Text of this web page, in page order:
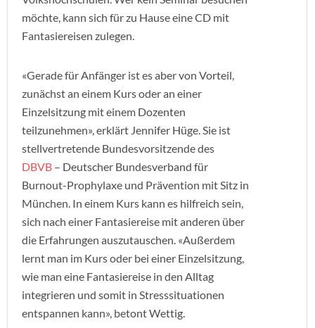
möchte, kann sich für zu Hause eine CD mit
Fantasiereisen zulegen.
«Gerade für Anfänger ist es aber von Vorteil,
zunächst an einem Kurs oder an einer
Einzelsitzung mit einem Dozenten
teilzunehmen», erklärt Jennifer Hüge. Sie ist
stellvertretende Bundesvorsitzende des
DBVB – Deutscher Bundesverband für
Burnout-Prophylaxe und Prävention mit Sitz in
München. In einem Kurs kann es hilfreich sein,
sich nach einer Fantasiereise mit anderen über
die Erfahrungen auszutauschen. «Außerdem
lernt man im Kurs oder bei einer Einzelsitzung,
wie man eine Fantasiereise in den Alltag
integrieren und somit in Stresssituationen
entspannen kann», betont Wettig.